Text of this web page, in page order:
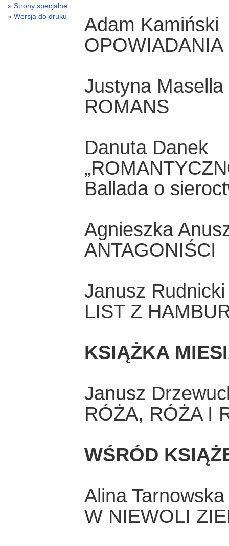
Adam Kamiński
OPOWIADANIA
Justyna Masella
ROMANS
Danuta Danek
Ballada o
Agnieszka
ANTAGONIŚCI
Janusz Rudnicki
LIST Z
KSIĄŻKA
Janusz
RÓŻA, RÓŻA I
WŚRÓD
Alina Tarnowska
W NIEWOLI
Strony specjalne
Wersja do druku